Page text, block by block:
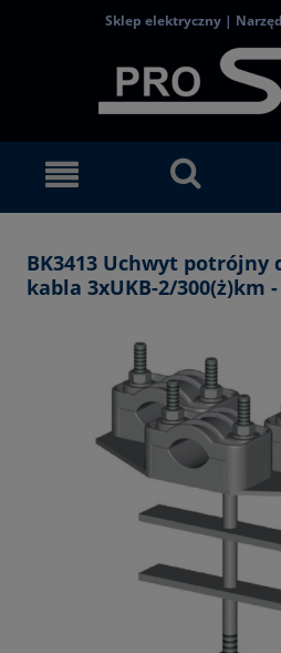
Sklep elektryczny |
BK3413 Uchwyt potrójny
kabla 3xUKB-2/300(ż)km -